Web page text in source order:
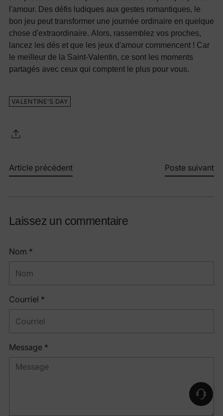
l'amour. Des défis ludiques aux gestes romantiques, le
bon jeu peut transformer une journée ordinaire en quelque
chose d'extraordinaire. Alors, rassemblez vos proches,
lancez les dés et que les jeux d'amour commencent ! Car
le meilleur de la Saint-Valentin, ce sont les moments
partagés avec ceux qui comptent le plus pour vous.
VALENTINE'S DAY
Article précédent Poste suivant
Laissez un commentaire
Nom *
Courriel *
Message *